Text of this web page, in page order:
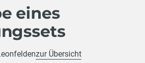
eines
zur Übersicht